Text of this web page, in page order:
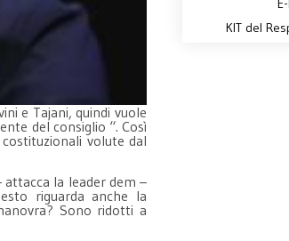
e Tajani, quindi vuole
del consiglio “. Così
volute dal
attacca la leader dem –
riguarda anche la
Sono ridotti a
KIT del